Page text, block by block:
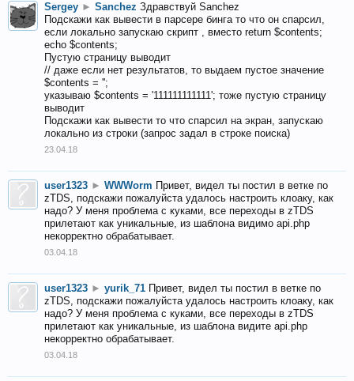
Sergey ► Sanchez Здравствуй Sanchez
Подскажи как вывести в парсере бинга то что он спарсил,
если локально запускаю скрипт , вместо return $contents;
echo $contents;
Пустую страницу выводит
// даже если нет результатов, то выдаем пустое значение
$contents = '';
указываю $contents = '111111111111'; тоже пустую страницу
выводит
Подскажи как вывести то что спарсил на экран, запускаю
локально из строки (запрос задал в строке поиска)
23.04.18
user1323 ► WWWorm Привет, видел ты постил в ветке по
zTDS, подскажи пожалуйста удалось настроить клоаку, как
надо? У меня проблема с куками, все переходы в zTDS
прилетают как уникальные, из шаблона видимо api.php
некорректно обрабатывает.
03.04.18
user1323 ► yurik_71 Привет, видел ты постил в ветке по
zTDS, подскажи пожалуйста удалось настроить клоаку, как
надо? У меня проблема с куками, все переходы в zTDS
прилетают как уникальные, из шаблона видите api.php
некорректно обрабатывает.
03.04.18